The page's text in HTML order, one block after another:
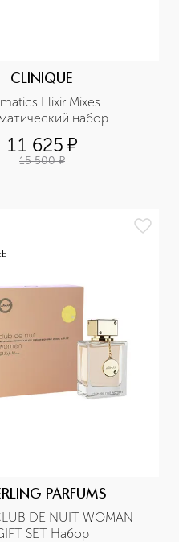
CLINIQUE
Elixir Mixes
набор
11 625 ¤
15 500 ¤
PARFUMS
DE NUIT WOMAN
SET Набор